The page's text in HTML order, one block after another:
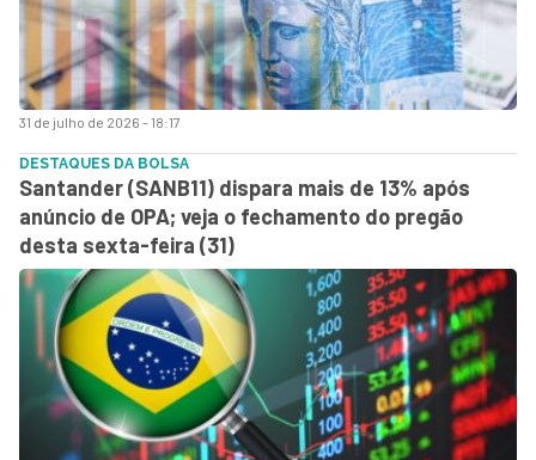
31 de julho de 2026 - 18:17
DESTAQUES DA BOLSA
Santander (SANB11) dispara mais de 13% após
anúncio de OPA; veja o fechamento do pregão
desta sexta-feira (31)